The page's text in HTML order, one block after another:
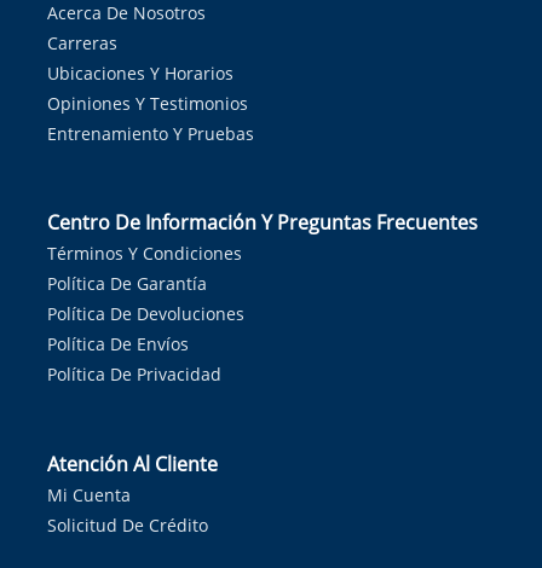
Acerca De Nosotros
Carreras
Ubicaciones Y Horarios
Opiniones Y Testimonios
Entrenamiento Y Pruebas
Centro De Información Y Preguntas Frecuentes
Términos Y Condiciones
Política De Garantía
Política De Devoluciones
Política De Envíos
Política De Privacidad
Atención Al Cliente
Mi Cuenta
Solicitud De Crédito